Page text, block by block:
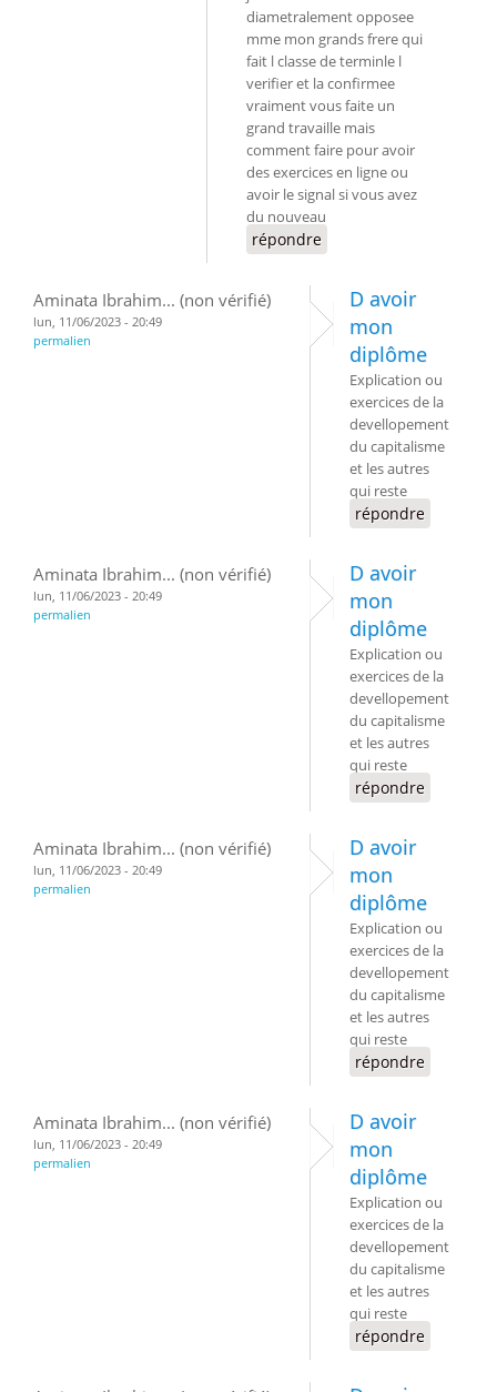
diametralement opposee
mme mon grands frere qui
fait l classe de terminle l
verifier et la confirmee
vraiment vous faite un
grand travaille mais
comment faire pour avoir
des exercices en ligne ou
avoir le signal si vous avez
du nouveau
répondre
Aminata Ibrahim... (non vérifié)
lun, 11/06/2023 - 20:49
permalien
D avoir
mon
diplôme
Explication ou
exercices de la
devellopement
du capitalisme
et les autres
qui reste
répondre
Aminata Ibrahim... (non vérifié)
lun, 11/06/2023 - 20:49
permalien
D avoir
mon
diplôme
Explication ou
exercices de la
devellopement
du capitalisme
et les autres
qui reste
répondre
Aminata Ibrahim... (non vérifié)
lun, 11/06/2023 - 20:49
permalien
D avoir
mon
diplôme
Explication ou
exercices de la
devellopement
du capitalisme
et les autres
qui reste
répondre
Aminata Ibrahim... (non vérifié)
lun, 11/06/2023 - 20:49
permalien
D avoir
mon
diplôme
Explication ou
exercices de la
devellopement
du capitalisme
et les autres
qui reste
répondre